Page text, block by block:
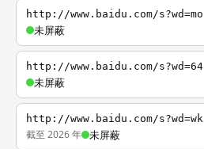
http://www.baidu.com/s?wd=mo
未屏蔽
http://www.baidu.com/s?wd=64
未屏蔽
http://www.baidu.com/s?wd=wk
截至 2026 年 未屏蔽